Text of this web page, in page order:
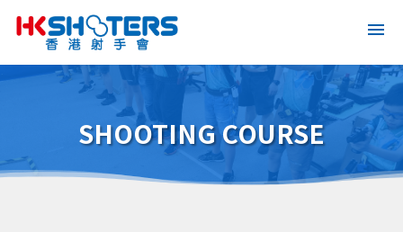
SHOOTING COURSE